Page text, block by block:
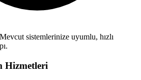
sistemlerinize uyumlu, hızlı
Hizmetleri